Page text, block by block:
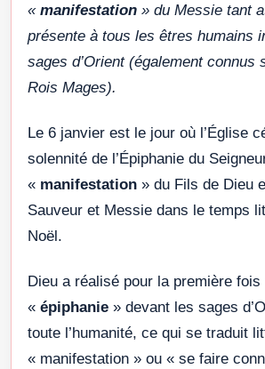
« manifestation » du Messie tant
présente à tous les êtres humains
sages d’Orient (également connus
Rois Mages).
Le 6 janvier est le jour où l’Église
solennité de l’Épiphanie du
« manifestation » du Fils de Dieu
Sauveur et Messie dans le temps
Noël.
Dieu a réalisé pour la première fois
« épiphanie » devant les sages
toute l’humanité, ce qui se traduit
« manifestation » ou « se faire